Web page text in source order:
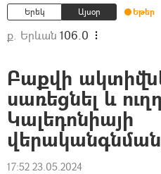
Երեկ Այսօր Եթեր
ք. Երևան 106.0
Բաքվի
սառեցնել և
Կալեդոնիայի
17:52 23.05.2024